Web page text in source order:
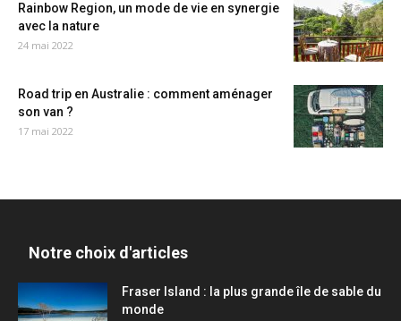
Rainbow Region, un mode de vie en synergie
avec la nature
24 mai 2022
Road trip en Australie : comment aménager
son van ?
17 mai 2022
Notre choix d'articles
Fraser Island : la plus grande île de sable du
monde